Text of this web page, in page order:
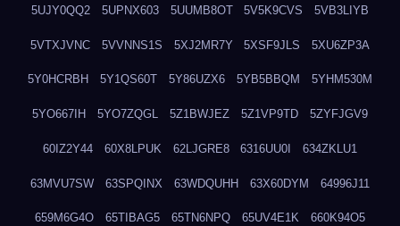
5UJY0QQ2 5UPNX603 5UUMB8OT 5V5K9CVS 5VB3LIYB
5VTXJVNC 5VVNNS1S 5XJ2MR7Y 5XSF9JLS 5XU6ZP3A
5Y0HCRBH 5Y1QS60T 5Y86UZX6 5YB5BBQM 5YHM530M
5YO667IH 5YO7ZQGL 5Z1BWJEZ 5Z1VP9TD 5ZYFJGV9
60IZ2Y44 60X8LPUK 62LJGRE8 6316UU0I 634ZKLU1
63MVU7SW 63SPQINX 63WDQUHH 63X60DYM 64996J11
659M6G4O 65TIBAG5 65TN6NPQ 65UV4E1K 660K94O5